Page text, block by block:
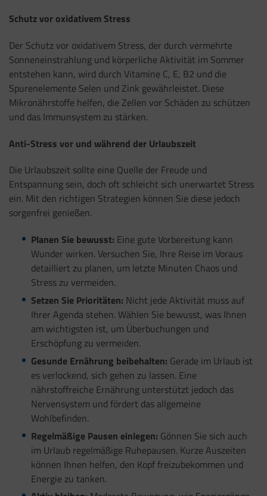
Schutz vor oxidativem Stress
Der Schutz vor oxidativem Stress, der durch vermehrte
Sonneneinstrahlung und körperliche Aktivität im Sommer
entstehen kann, wird durch Vitamine C, E, B2 und die
Spurenelemente Selen und Zink gewährleistet. Diese
Mikronährstoffe helfen, die Zellen vor Schäden zu schützen
und das Immunsystem zu stärken.
Anti-Stress vor und während der Urlaubszeit
Die Urlaubszeit sollte eine Quelle der Freude und
Entspannung sein, doch oft schleicht sich unerwartet Stress
ein. Mit den richtigen Strategien können Sie diese jedoch
sorgenfrei genießen.
Planen Sie bewusst: Eine gute Vorbereitung kann
Wunder wirken. Versuchen Sie, Ihre Reise im Voraus
detailliert zu planen, um letzte Minuten Chaos und
Stress zu vermeiden.
Setzen Sie Prioritäten: Nicht jede Aktivität muss auf
Ihrer Agenda stehen. Wählen Sie bewusst, was Ihnen
am wichtigsten ist, um Überbuchungen und
Erschöpfung zu vermeiden.
Gesunde Ernährung beibehalten: Gerade im Urlaub ist
es verlockend, sich gehen zu lassen. Eine
nährstoffreiche Ernährung unterstützt jedoch das
Nervensystem und fördert das allgemeine
Wohlbefinden.
Regelmäßige Pausen einlegen: Gönnen Sie sich auch
im Urlaub regelmäßige Ruhepausen. Kurze Auszeiten
können Ihnen helfen, den Kopf freizubekommen und
Energie zu tanken.